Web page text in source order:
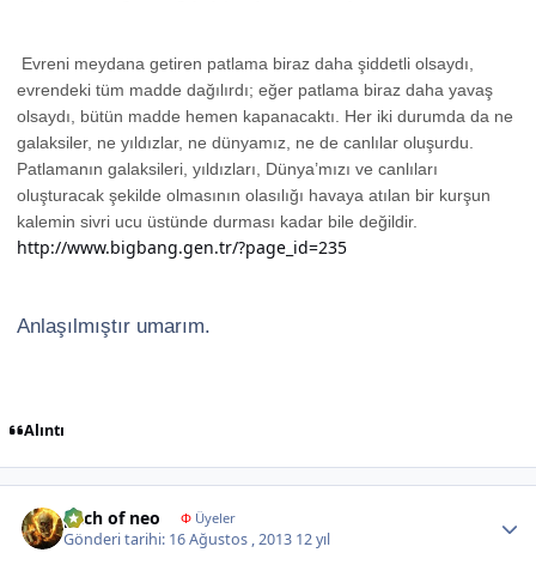
Evreni meydana getiren patlama biraz daha şiddetli olsaydı,
evrendeki tüm madde dağılırdı; eğer patlama biraz daha yavaş
olsaydı, bütün madde hemen kapanacaktı. Her iki durumda da ne
galaksiler, ne yıldızlar, ne dünyamız, ne de canlılar oluşurdu.
Patlamanın galaksileri, yıldızları, Dünya’mızı ve canlıları
oluşturacak şekilde olmasının olasılığı havaya atılan bir kurşun
kalemin sivri ucu üstünde durması kadar bile değildir.
http://www.bigbang.gen.tr/?page_id=235
Anlaşılmıştır umarım.
Alıntı
pach of neo ΦÜyeler
Gönderi tarihi: 16 Ağustos , 2013 12 yıl